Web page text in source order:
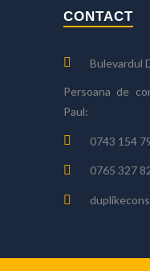
CONTACT
Bulevardul
Persoana de
Paul:
0743 154
0765 327